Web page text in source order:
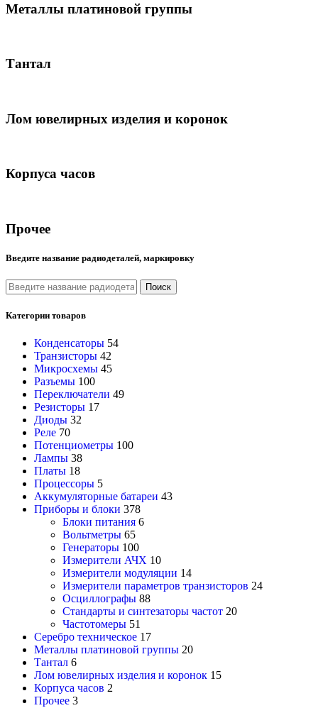
Металлы платиновой группы
Тантал
Лом ювелирных изделия и коронок
Корпуса часов
Прочее
Введите название радиодеталей, маркировку
Поиск
Категории товаров
Конденсаторы 54
Транзисторы 42
Микросхемы 45
Разъемы 100
Переключатели 49
Резисторы 17
Диоды 32
Реле 70
Потенциометры 100
Лампы 38
Платы 18
Процессоры 5
Аккумуляторные батареи 43
Приборы и блоки 378
Блоки питания 6
Вольтметры 65
Генераторы 100
Измерители АЧХ 10
Измерители модуляции 14
Измерители параметров транзисторов 24
Осциллографы 88
Стандарты и синтезаторы частот 20
Частотомеры 51
Серебро техническое 17
Металлы платиновой группы 20
Тантал 6
Лом ювелирных изделия и коронок 15
Корпуса часов 2
Прочее 3